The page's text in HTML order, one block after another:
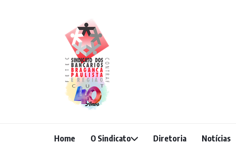
Home O Sindicato Diretoria Notícias